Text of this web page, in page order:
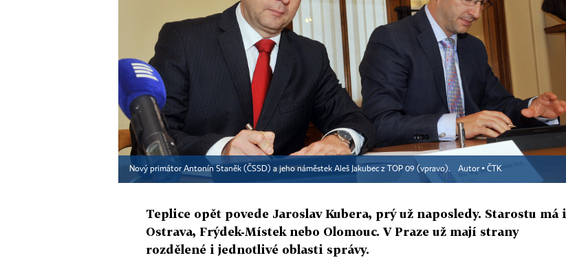
Nový primátor Antonín Staněk (ČSSD) a jeho náměstek Aleš Jakubec z TOP 09 (vpravo). Autor ▪ ČTK
Teplice opět povede Jaroslav Kubera, prý už naposledy. Starostu má i
Ostrava, Frýdek-Místek nebo Olomouc. V Praze už mají strany
rozdělené i jednotlivé oblasti správy.